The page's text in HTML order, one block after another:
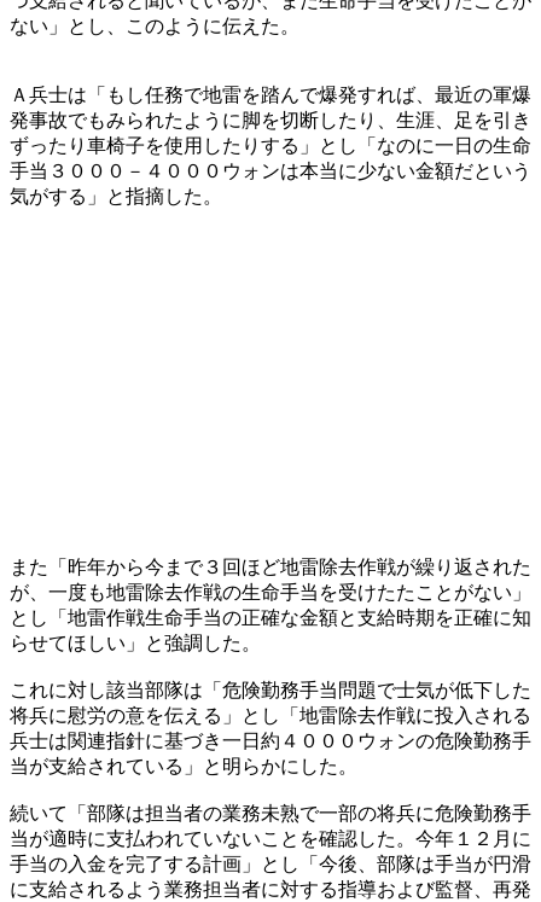
ない」とし、このように伝えた。
Ａ兵士は「もし任務で地雷を踏んで爆発すれば、最近の軍爆
発事故でもみられたように脚を切断したり、生涯、足を引き
ずったり車椅子を使用したりする」とし「なのに一日の生命
手当３０００－４０００ウォンは本当に少ない金額だという
気がする」と指摘した。
また「昨年から今まで３回ほど地雷除去作戦が繰り返された
が、一度も地雷除去作戦の生命手当を受けたたことがない」
とし「地雷作戦生命手当の正確な金額と支給時期を正確に知
らせてほしい」と強調した。
これに対し該当部隊は「危険勤務手当問題で士気が低下した
将兵に慰労の意を伝える」とし「地雷除去作戦に投入される
兵士は関連指針に基づき一日約４０００ウォンの危険勤務手
当が支給されている」と明らかにした。
続いて「部隊は担当者の業務未熟で一部の将兵に危険勤務手
当が適時に支払われていないことを確認した。今年１２月に
手当の入金を完了する計画」とし「今後、部隊は手当が円滑
に支給されるよう業務担当者に対する指導および監督、再発